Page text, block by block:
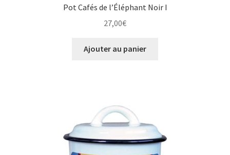
Pot Cafés de l’Éléphant Noir I
27,00€
Ajouter au panier